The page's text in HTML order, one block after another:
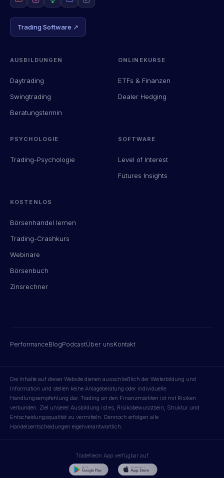
Trading Software ↗
AUSBILDUNGEN
Daytrading
Swingtrading
Beratungstermin
ONLINEKURSE
ETFs & Finanzen
Dealer Hedging
PSYCHOLOGIE
Trading-Psychologie
SOFTWARE
Level of Interest
Futures Insights
KOSTENLOS
Börsenhandel lernen
Trading-Crashkurs
Webinare
Börsenbuch
Zinsrechner
PerformanceBlogPodcastÜber unsKontakt
Die Inhalte auf dieser Website dienen ausschließlich der Weiterbildung und
Information und stellen keine Anlageberatung oder individuelle
Handlungsempfehlung dar. Trading an den Finanzmärkten ist mit Risiken
verbunden. Ziel unserer Ausbildung ist es, Risikobewusstsein, Struktur und
Entscheidungsqualität zu vermitteln. Dennoch erfolgen alle
Handelsentscheidungen eigenverantwortlich.
TradeNeon App verfügbar auf